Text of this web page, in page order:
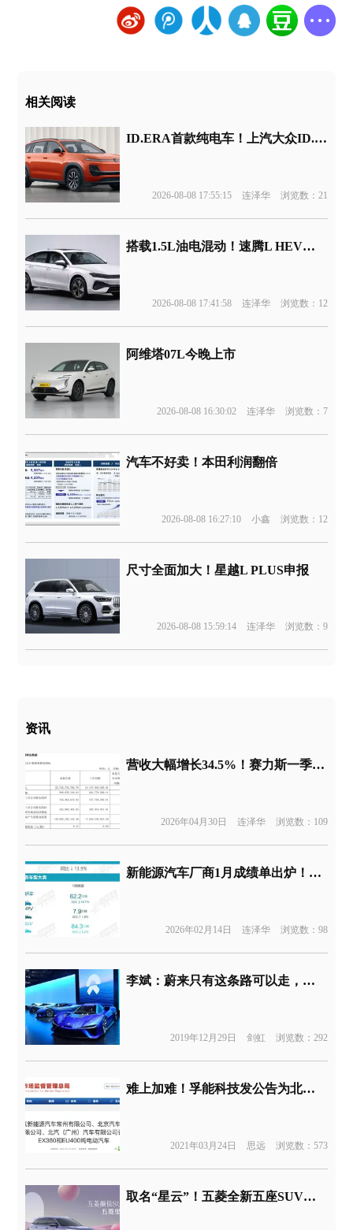
相关阅读
ID.ERA首款纯电车！上汽大众ID.ERA 5X官图发布
2026-08-08 17:55:15 连泽华 浏览数：21
搭载1.5L油电混动！速腾L HEV版申报
2026-08-08 17:41:58 连泽华 浏览数：12
阿维塔07L今晚上市
2026-08-08 16:30:02 连泽华 浏览数：7
汽车不好卖！本田利润翻倍
2026-08-08 16:27:10 小鑫 浏览数：12
尺寸全面加大！星越L PLUS申报
2026-08-08 15:59:14 连泽华 浏览数：9
资讯
营收大幅增长34.5%！赛力斯一季度财报发布
2026年04月30日 连泽华 浏览数：109
新能源汽车厂商1月成绩单出炉！小米汽车挤进前五
2026年02月14日 连泽华 浏览数：98
李斌：蔚来只有这条路可以走，整个公司都在积极融资
2019年12月29日 剑虹 浏览数：292
难上加难！孚能科技发公告为北汽召回3.2万辆车型“买单”
2021年03月24日 思远 浏览数：573
取名“星云”！五菱全新五座SUV曝光